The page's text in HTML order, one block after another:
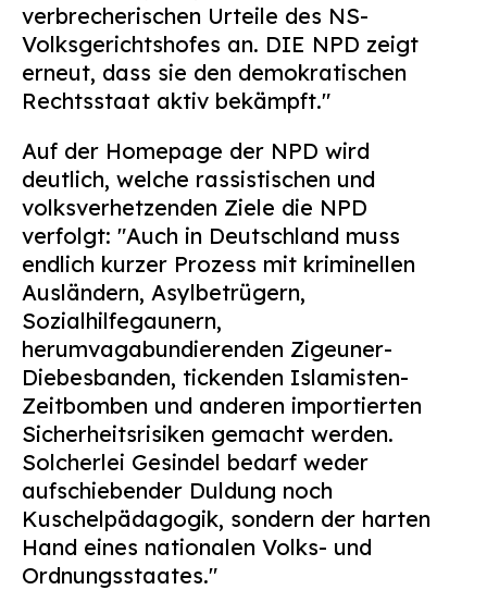
verbrecherischen Urteile des NS-
Volksgerichtshofes an. DIE NPD zeigt
erneut, dass sie den demokratischen
Rechtsstaat aktiv bekämpft."
Auf der Homepage der NPD wird
deutlich, welche rassistischen und
volksverhetzenden Ziele die NPD
verfolgt: "Auch in Deutschland muss
endlich kurzer Prozess mit kriminellen
Ausländern, Asylbetrügern,
Sozialhilfegaunern,
herumvagabundierenden Zigeuner-
Diebesbanden, tickenden Islamisten-
Zeitbomben und anderen importierten
Sicherheitsrisiken gemacht werden.
Solcherlei Gesindel bedarf weder
aufschiebender Duldung noch
Kuschelpädagogik, sondern der harten
Hand eines nationalen Volks- und
Ordnungsstaates."